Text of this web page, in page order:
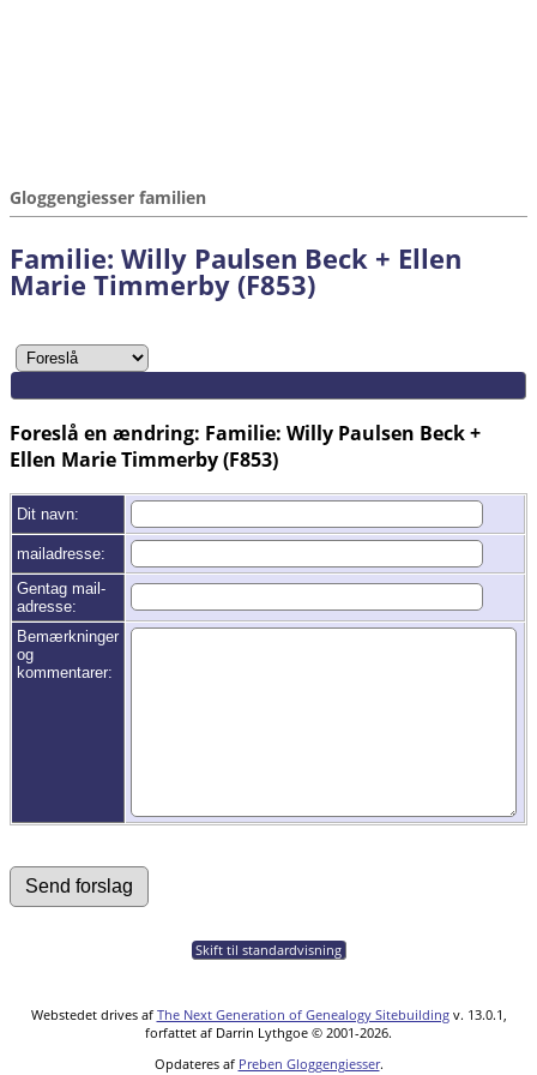
Gloggengiesser familien
Familie: Willy Paulsen Beck + Ellen
Marie Timmerby (F853)
Foreslå en ændring: Familie: Willy Paulsen Beck +
Ellen Marie Timmerby (F853)
Dit navn:
mailadresse:
Gentag mail-
adresse:
Bemærkninger
og
kommentarer:
Skift til standardvisning
Webstedet drives af The Next Generation of Genealogy Sitebuildingv. 13.0.1,
forfattet af Darrin Lythgoe © 2001-2026.
Opdateres af Preben Gloggengiesser.